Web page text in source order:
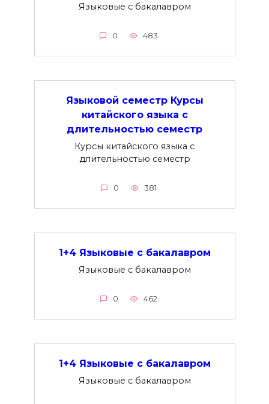
Языковые с бакалавром
0 483
Языковой семестр Курсы
китайского языка с
длительностью семестр
Курсы китайского языка с
длительностью семестр
0 381
1+4 Языковые с бакалавром
Языковые с бакалавром
0 462
1+4 Языковые с бакалавром
Языковые с бакалавром